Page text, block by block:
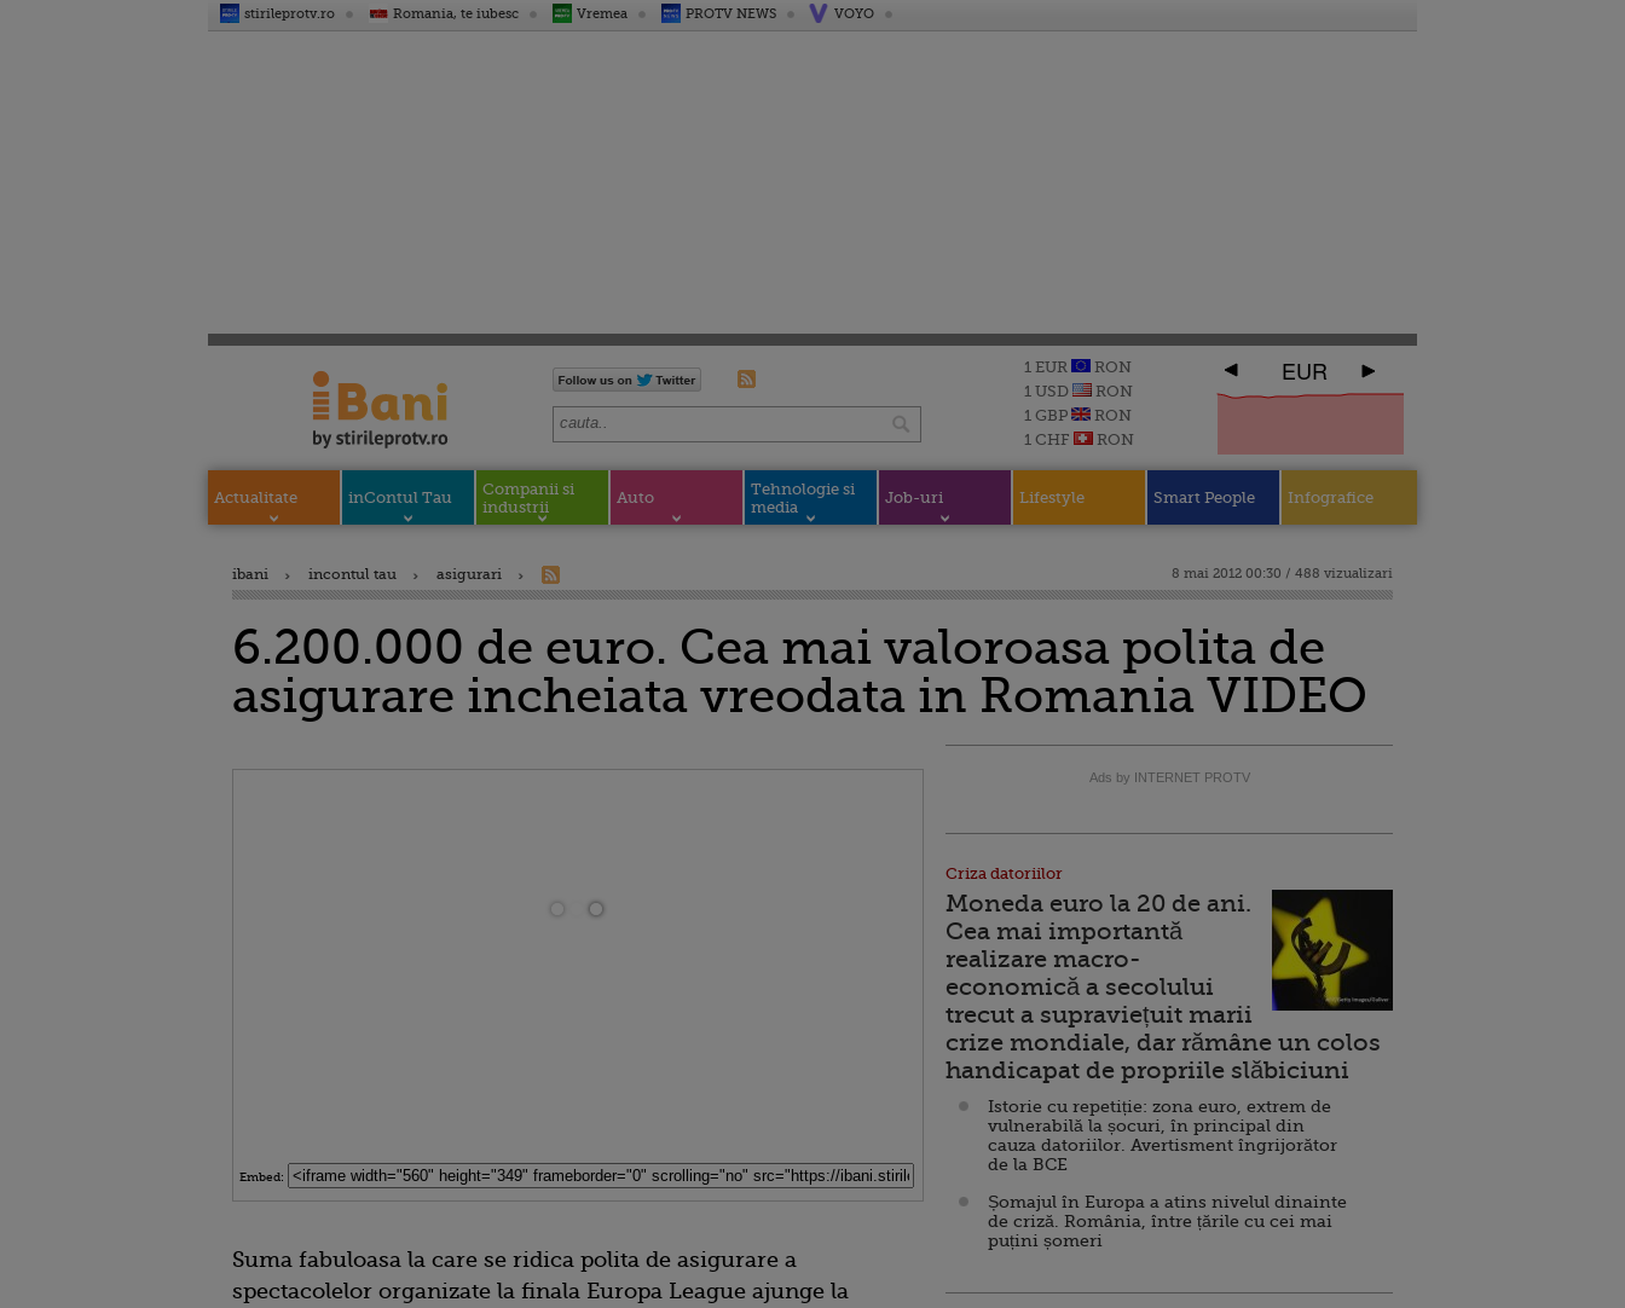
stirileprotv.ro Romania, te iubesc Vremea PROTV NEWS VOYO
1 EUR
RON
1 USD
RON
1 GBP
RON
1 CHF
RON
EUR
Actualitate inContul Tau
Companii si
industrii
Auto
Tehnologie si
media
Job-uri Lifestyle Smart People Infografice
ibani incontul tau asigurari 8 mai 2012 00:30 / 488 vizualizari
6.200.000 de euro. Cea mai valoroasa polita de
asigurare incheiata vreodata in Romania VIDEO
Embed:
Suma fabuloasa la care se ridica polita de asigurare a
spectacolelor organizate la finala Europa League ajunge la
Ads by INTERNET PROTV
Criza datoriilor
Moneda euro la 20 de ani.
Cea mai importantă
realizare macro-
economică a secolului
trecut a supraviețuit marii
crize mondiale, dar rămâne un colos
handicapat de propriile slăbiciuni
Istorie cu repetiție: zona euro, extrem de
vulnerabilă la șocuri, în principal din
cauza datoriilor. Avertisment îngrijorător
de la BCE
Șomajul în Europa a atins nivelul dinainte
de criză. România, între țările cu cei mai
puțini șomeri